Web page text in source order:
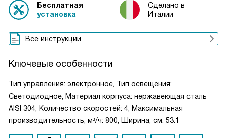
Бесплатная
установка
Сделано в
Италии
Все инструкции
Ключевые особенности
Тип управления: электронное, Тип освещения:
Светодиодное, Материал корпуса: нержавеющая сталь
AISI 304, Количество скоростей: 4, Максимальная
производительность, м³/ч: 800, Ширина, см: 53.1